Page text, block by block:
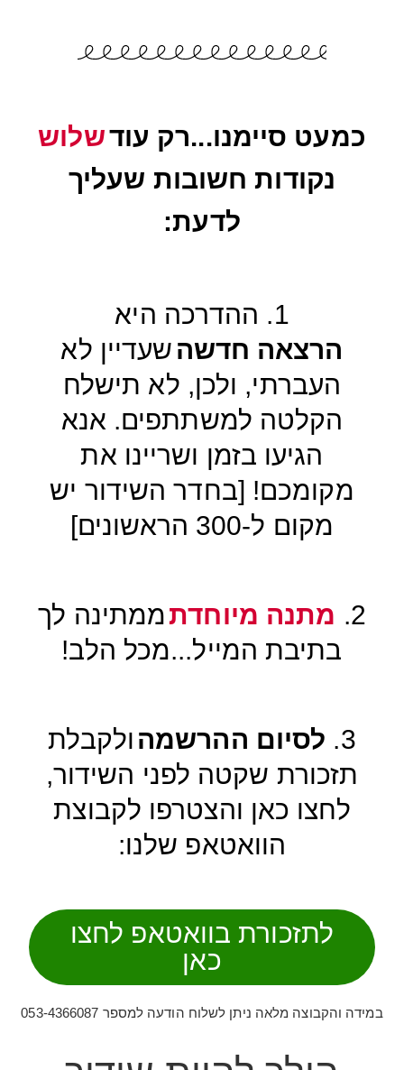
כמעט סיימנו...רק עודשלוש
נקודות חשובות שעליך
לדעת:
1. ההדרכה היא
הרצאה חדשה שעדיין לא
העברתי, ולכן, לא תישלח
הקלטה למשתתפים. אנא
הגיעו בזמן ושריינו את
מקומכם! [בחדר השידור יש
מקום ל-300 הראשונים]
2. מתנה מיוחדתממתינה לך
בתיבת המייל...מכל הלב!
3. לסיום ההרשמה ולקבלת
תזכורת שקטה לפני השידור,
לחצו כאן והצטרפו לקבוצת
הוואטאפ שלנו:
לתזכורת בוואטאפ לחצו
כאן
במידה והקבוצה מלאה ניתן לשלוח הודעה למספר 053-4366087